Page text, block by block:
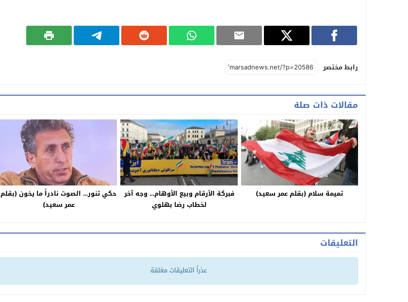
رابط مختصر
مقالات ذات صلة
تميمة سلام (بقلم عمر سعيد)
فبركة الأرقام وبيع الأوهام… وجه آخر
لخطاب رضا بهلوي
حكي تنور… الصوت نادراً ما يخون (بقلم
عمر سعيد)
التعليقات
عذراً التعليقات مغلقة